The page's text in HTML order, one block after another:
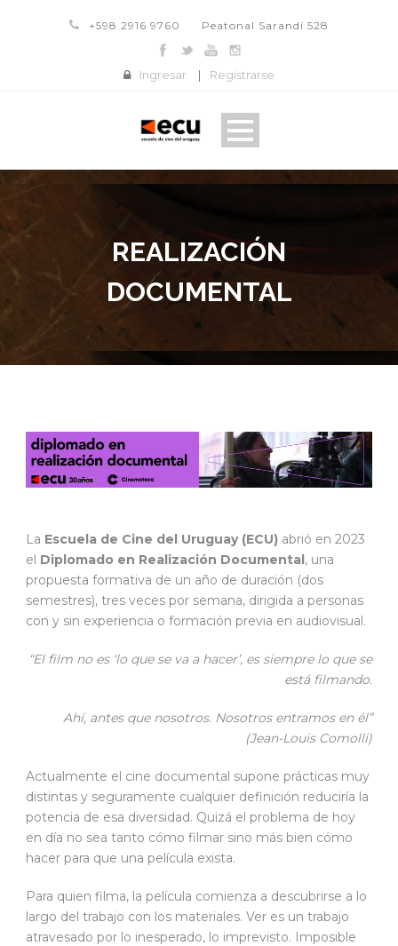
+598 2916 9760 Peatonal Sarandí 528
Ingresar | Registrarse
REALIZACIÓN
DOCUMENTAL
La Escuela de Cine del Uruguay (ECU) abrió en 2023
el Diplomado en Realización Documental, una
propuesta formativa de un año de duración (dos
semestres), tres veces por semana, dirigida a personas
con y sin experiencia o formación previa en audiovisual.
“El film no es ‘lo que se va a hacer’, es siempre lo que se
está filmando.
Ahí, antes que nosotros. Nosotros entramos en él”
(Jean-Louis Comolli)
Actualmente el cine documental supone prácticas muy
distintas y seguramente cualquier definición reduciría la
potencia de esa diversidad. Quizá el problema de hoy
en día no sea tanto cómo filmar sino más bien cómo
hacer para que una película exista.
Para quien filma, la película comienza a descubrirse a lo
largo del trabajo con los materiales. Ver es un trabajo
atravesado por lo inesperado, lo imprevisto. Imposible